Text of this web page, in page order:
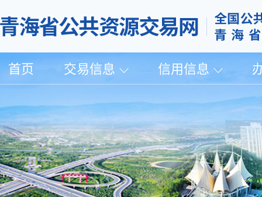
首页 交易信息 信用信息